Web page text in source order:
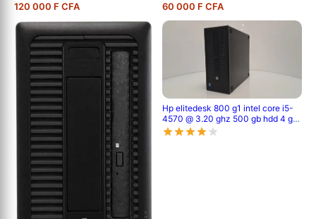
120 000 F CFA 60 000 F CFA
Hp elitedesk 800 g1 intel core i5-
4570 @ 3.20 ghz 500 gb hdd 4 gb
pc3l 4eme génération